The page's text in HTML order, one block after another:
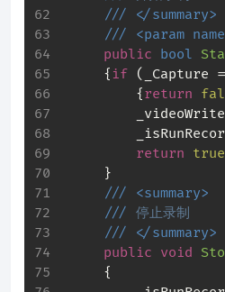
///
</summary>
///
<param
public bool
     {
if (_Capture
         {
return
return true
     }
///
<summary>
/// 停止录制
///
</summary>
public void
     {